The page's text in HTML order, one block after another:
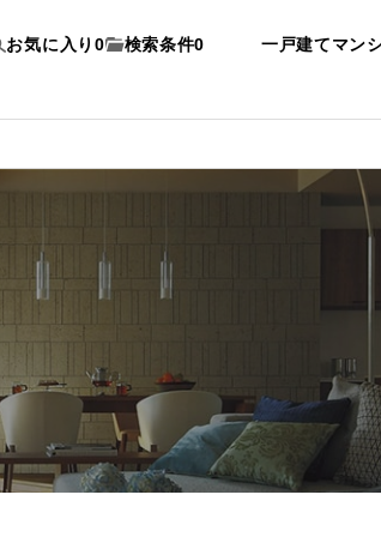
一戸建てマン
お気に入り 0 検索条件0